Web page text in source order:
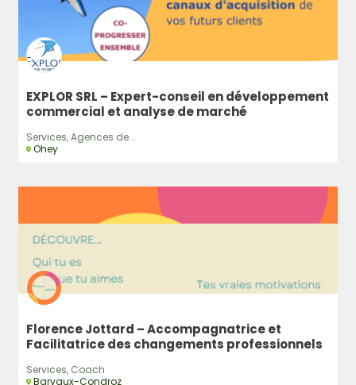
EXPLOR SRL – Expert-conseil en développement
commercial et analyse de marché
Services, Agences de...
Ohey
Florence Jottard – Accompagnatrice et
Facilitatrice des changements professionnels
Services, Coach
Barvaux-Condroz